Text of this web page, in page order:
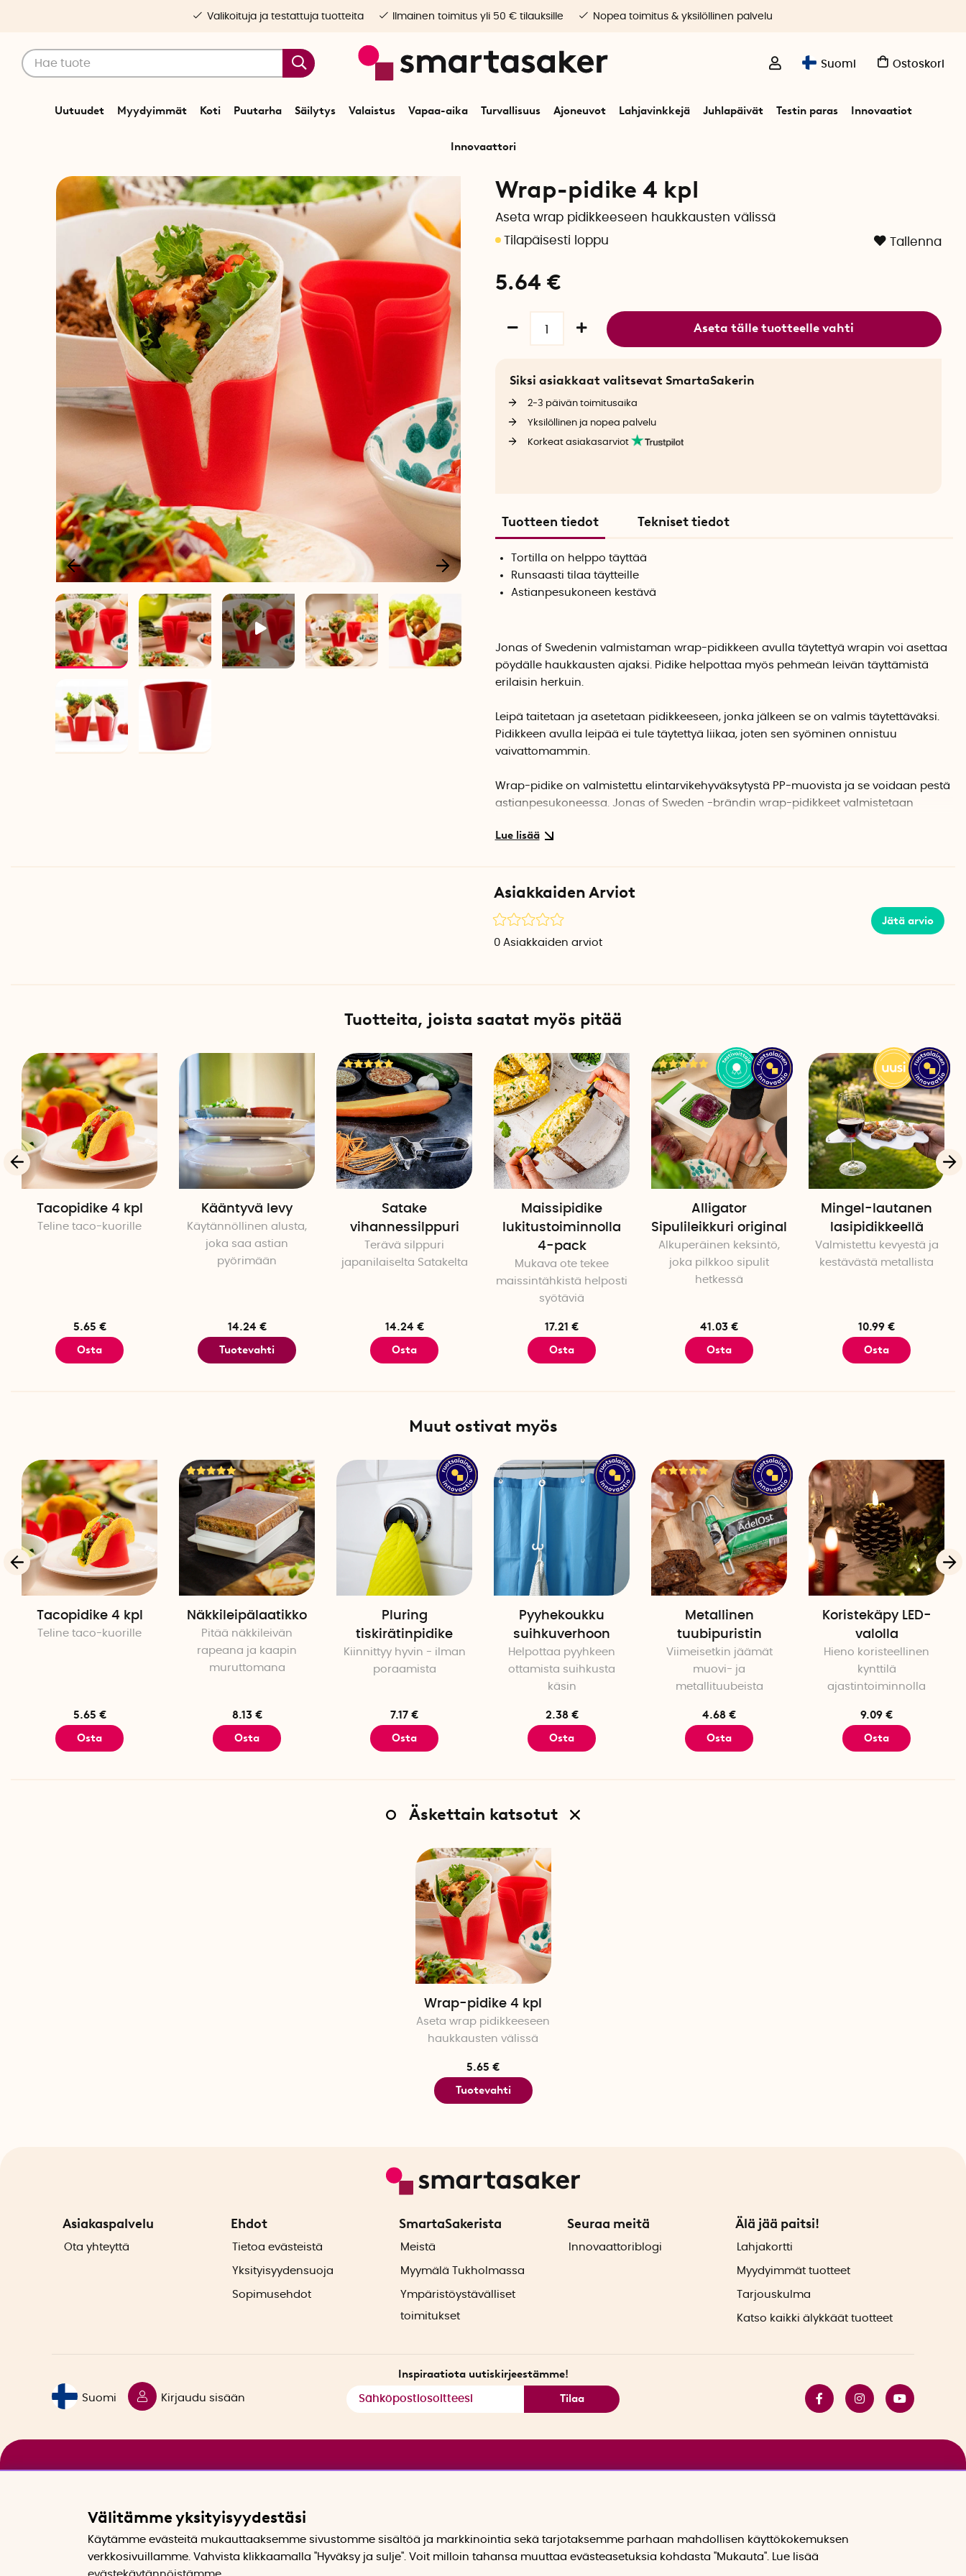
Suomi Ostoskori
Uutuudet Myydyimmät Koti Puutarha Säilytys Valaistus Vapaa-aika Turvallisuus Ajoneuvot Lahjavinkkejä Juhlapäivät Testin paras Innovaatiot
Innovaattori
Valikoituja ja testattuja tuotteita Ilmainen toimitus yli 50 € tilauksille Nopea toimitus & yksilöllinen palvelu
Keittiötarvikkeet
Wrap-pidike 4 kpl
Aseta wrap pidikkeeseen haukkausten välissä
Tallenna
5.64 €
Aseta tälle tuotteelle vahti
Siksi asiakkaat valitsevat SmartaSakerin
2-3 päivän toimitusaika
Yksilöllinen ja nopea palvelu
Korkeat asiakasarviot
Tuotteen tiedot Tekniset tiedot
Tortilla on helppo täyttää
Runsaasti tilaa täytteille
Astianpesukoneen kestävä
Jonas of Swedenin valmistaman wrap-pidikkeen avulla täytettyä wrapin voi asettaa
pöydälle haukkausten ajaksi. Pidike helpottaa myös pehmeän leivän täyttämistä
erilaisin herkuin.
Leipä taitetaan ja asetetaan pidikkeeseen, jonka jälkeen se on valmis täytettäväksi.
Pidikkeen avulla leipää ei tule täytettyä liikaa, joten sen syöminen onnistuu
vaivattomammin.
Wrap-pidike on valmistettu elintarvikehyväksytystä PP-muovista ja se voidaan pestä
astianpesukoneessa. Jonas of Sweden -brändin wrap-pidikkeet valmistetaan
Tuotetiedot
Materiaali: Elintarvikehyväksytty PP-muovi
Asiakkaiden Arviot
Jätä arvio
0 Asiakkaiden arviot
Tuotteita, joista saatat myös pitää
Tacopidike 4 kpl
Teline taco-kuorille
5.65 €
Osta
Kääntyvä levy
Käytännöllinen alusta,
joka saa astian
pyörimään
14.24 €
Tuotevahti
Satake
vihannessilppuri
Terävä silppuri
japanilaiselta Satakelta
14.24 €
Osta
Maissipidike
lukitustoiminnolla
4-pack
Mukava ote tekee
maissintähkistä helposti
syötäviä
17.21 €
Osta
Alligator
Sipulileikkuri original
Alkuperäinen keksintö,
joka pilkkoo sipulit
hetkessä
41.03 €
Osta
Mingel-lautanen
lasipidikkeellä
Valmistettu kevyestä ja
kestävästä metallista
10.99 €
Osta
Muut ostivat myös
Tacopidike 4 kpl
Teline taco-kuorille
5.65 €
Osta
Näkkileipälaatikko
Pitää näkkileivän
rapeana ja kaapin
muruttomana
8.13 €
Osta
Pluring
tiskirätinpidike
Kiinnittyy hyvin - ilman
poraamista
7.17 €
Osta
Pyyhekoukku
suihkuverhoon
Helpottaa pyyhkeen
ottamista suihkusta
käsin
2.38 €
Osta
Metallinen
tuubipuristin
Viimeisetkin jäämät
muovi- ja
metallituubeista
4.68 €
Osta
Koristekäpy LED-
valolla
Hieno koristeellinen
kynttilä
ajastintoiminnolla
9.09 €
Osta
Äskettain katsotut
Wrap-pidike 4 kpl
Aseta wrap pidikkeeseen
haukkausten välissä
5.65 €
Tuotevahti
Asiakaspalvelu
Ota yhteyttä
Ehdot
Tietoa evästeistä
Yksityisyydensuoja
Sopimusehdot
SmartaSakerista
Meistä
Myymälä Tukholmassa
Ympäristöystävälliset
toimitukset
Seuraa meitä
Innovaattoriblogi
Älä jää paitsi!
Lahjakortti
Myydyimmät tuotteet
Tarjouskulma
Katso kaikki älykkäät tuotteet
Suomi Kirjaudu sisään
Inspiraatiota uutiskirjeestämme!
Tilaa
Välitämme yksityisyydestäsi
Käytämme evästeitä mukauttaaksemme sivustomme sisältöä ja markkinointia sekä tarjotaksemme parhaan mahdollisen käyttökokemuksen
verkkosivuillamme. Vahvista klikkaamalla "Hyväksy ja sulje". Voit milloin tahansa muuttaa evästeasetuksia kohdasta "Mukauta". Lue lisää
evästekäytännöistämme